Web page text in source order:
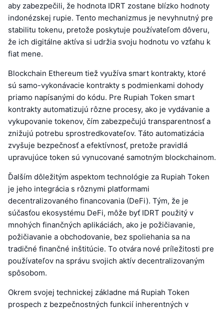
aby zabezpečili, že hodnota IDRT zostane blízko hodnoty
indonézskej rupie. Tento mechanizmus je nevyhnutný pre
stabilitu tokenu, pretože poskytuje používateľom dôveru,
že ich digitálne aktíva si udržia svoju hodnotu vo vzťahu k
fiat mene.
Blockchain Ethereum tiež využíva smart kontrakty, ktoré
sú samo-vykonávacie kontrakty s podmienkami dohody
priamo napísanými do kódu. Pre Rupiah Token smart
kontrakty automatizujú rôzne procesy, ako je vydávanie a
vykupovanie tokenov, čím zabezpečujú transparentnosť a
znižujú potrebu sprostredkovateľov. Táto automatizácia
zvyšuje bezpečnosť a efektívnosť, pretože pravidlá
upravujúce token sú vynucované samotným blockchainom.
Ďalším dôležitým aspektom technológie za Rupiah Token
je jeho integrácia s rôznymi platformami
decentralizovaného financovania (DeFi). Tým, že je
súčasťou ekosystému DeFi, môže byť IDRT použitý v
mnohých finančných aplikáciách, ako je požičiavanie,
požičiavanie a obchodovanie, bez spoliehania sa na
tradičné finančné inštitúcie. To otvára nové príležitosti pre
používateľov na správu svojich aktív decentralizovaným
spôsobom.
Okrem svojej technickej základne má Rupiah Token
prospech z bezpečnostných funkcií inherentných v